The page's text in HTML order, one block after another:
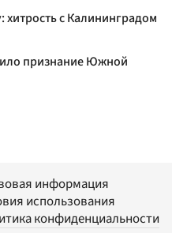
с Калининградом
признание Южной
информация
использования
конфиденциальности